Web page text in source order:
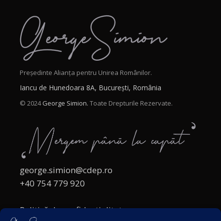
Președinte Alianța pentru Unirea Românilor.
Iancu de Hunedoara 8A, București, România
© 2024George Simion. Toate Drepturile Rezervate.
george.simion@cdep.ro
+40 754 779 920
Politică de confidențialitate